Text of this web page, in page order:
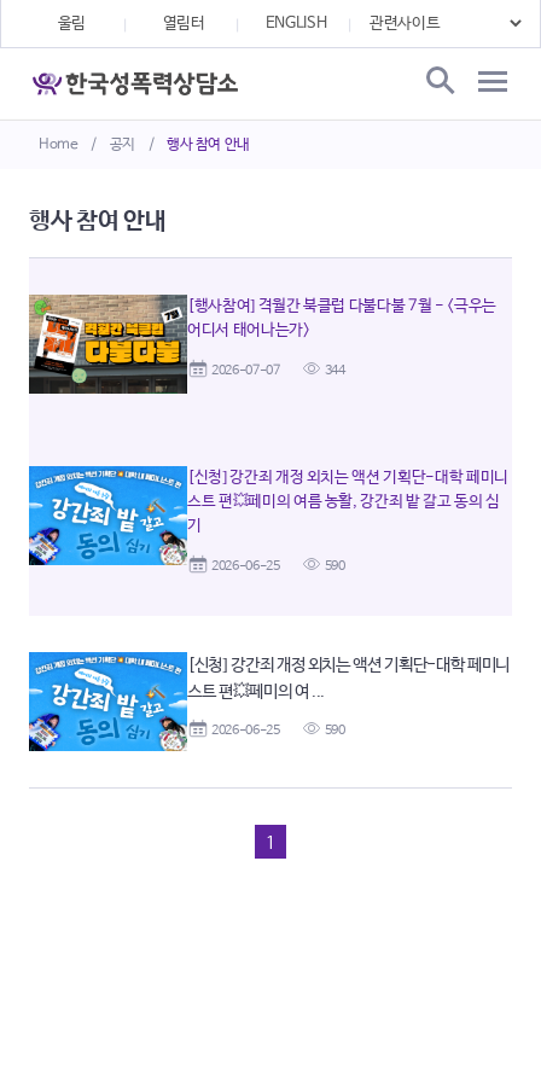
Home / 공지 / 행사 참여 안내
울림 열림터 ENGLISH
행사 참여 안내
[행사참여] 격월간 북클럽 다불다불 7월 - <극우는
어디서 태어나는가>
2026-07-07 344
[신청] 강간죄 개정 외치는 액션 기획단-대학 페미니
스트 편💥페미의 여름 농활, 강간죄 밭 갈고 동의 심
기
2026-06-25 590
[신청] 강간죄 개정 외치는 액션 기획단-대학 페미니
스트 편💥페미의 여 ...
2026-06-25 590
1